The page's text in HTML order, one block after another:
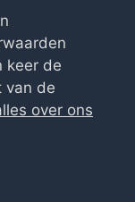
keer de
van de
over ons